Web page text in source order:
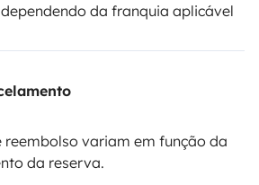
da franquia aplicável
reembolso variam em função da
da reserva.